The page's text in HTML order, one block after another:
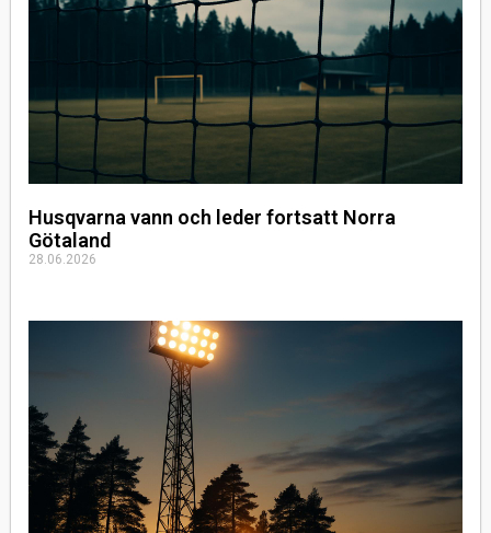
Husqvarna vann och leder fortsatt Norra
Götaland
28.06.2026